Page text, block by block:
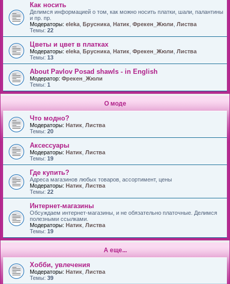
Как носить
Делимся информацией о том, как можно носить платки, шали, палантины
и пр. пр.
Модераторы: eleka Брусника Натик Фрекен_Жюли Листва
Темы: 22
Цветы и цвет в платках
Модераторы: eleka Брусника Натик Фрекен_Жюли Листва
Темы: 13
About Pavlov Posad shawls - in English
Модератор: Фрекен_Жюли
Темы: 1
О моде
Что модно?
Модераторы: Натик Листва
Темы: 20
Аксессуары
Модераторы: Натик Листва
Темы: 19
Где купить?
Адреса магазинов любых товаров, ассортимент, цены
Модераторы: Натик Листва
Темы: 22
Интернет-магазины
Обсуждаем интернет-магазины, и не обязательно платочные. Делимся
полезными ссылками.
Модераторы: Натик Листва
Темы: 19
А еще...
Хобби, увлечения
Модераторы: Натик Листва
Темы: 39